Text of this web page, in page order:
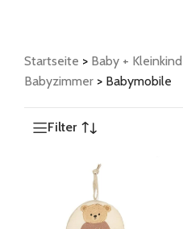
Startseite > Baby + Kleinkind
Babyzimmer > Babymobile
Filter